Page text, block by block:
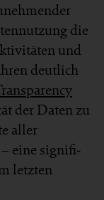
die
und
deut­lich
der Daten zu
aller
– eine signifi­
letzten